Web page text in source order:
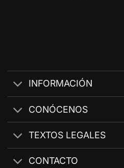
INFORMACIÓN
CONÓCENOS
TEXTOS LEGALES
CONTACTO